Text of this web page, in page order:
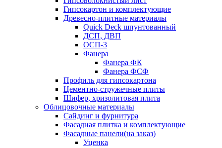
Гипсокартон и комплектующие
Древесно-плитные материалы
Quick Deck шпунтованный
ДСП, ДВП
ОСП-3
Фанера
Фанера ФК
Фанера ФСФ
Профиль для гипсокартона
Цементно-стружечные плиты
Шифер, хризолитовая плита
Облицовочные материалы
Сайдинг и фурнитура
Фасадная плитка и комплектующие
Фасадные панели(на заказ)
Уценка